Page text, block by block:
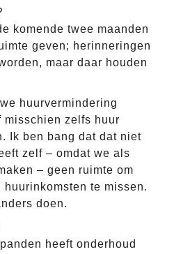
komende twee maanden
geven; herinneringen
maar daar houden
huurvermindering
misschien zelfs huur
Ik ben bang dat dat niet
zelf – omdat we als
– geen ruimte om
te missen.
doen.
heeft onderhoud